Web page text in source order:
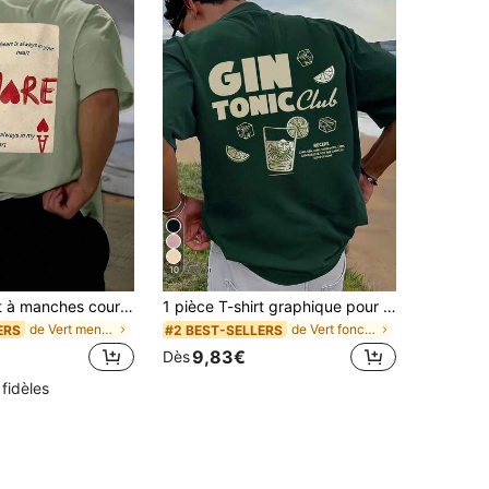
1 pièce T-shirt à manches courtes ample et imprimé pour homme , Design exquis , Indispensable pour l'été , Facile à assortir, mettant votre style en valeur
de Vert menthe T-shirts pour hommes
10
1 pièce T-shirt graphique pour hommes, vêtements d'été décontractés pour vacances à la plage, imprimé, coupe ample, manches courtes
#2 BEST-SELLERS de Vert foncé T-shirts pour hommes
Dès9,83€